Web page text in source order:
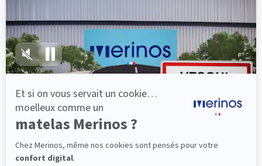
Dès 260,40 €434,00 €
Découvrir
Livraison gratuite